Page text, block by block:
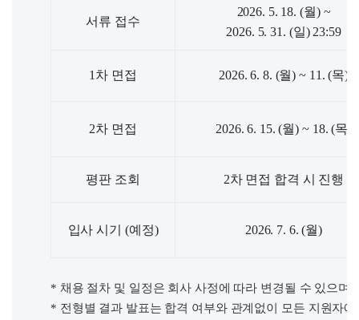
서류 접수
2026. 5. 18. (월) ~
2026. 5. 31. (일) 23:59
1차 면접 2026. 6. 8. (월) ~ 11. (목)
2차 면접 2026. 6. 15. (월) ~ 18. (목)
평판 조회 2차 면접 합격 시 진행
입사 시기 (예정) 2026. 7. 6. (월)
* 채용 절차 및 일정은 회사 사정에 따라 변경될 수 있으며
* 전형별 결과 발표는 합격 여부와 관계없이 모든 지원자